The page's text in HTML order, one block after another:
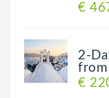
€
2-
€